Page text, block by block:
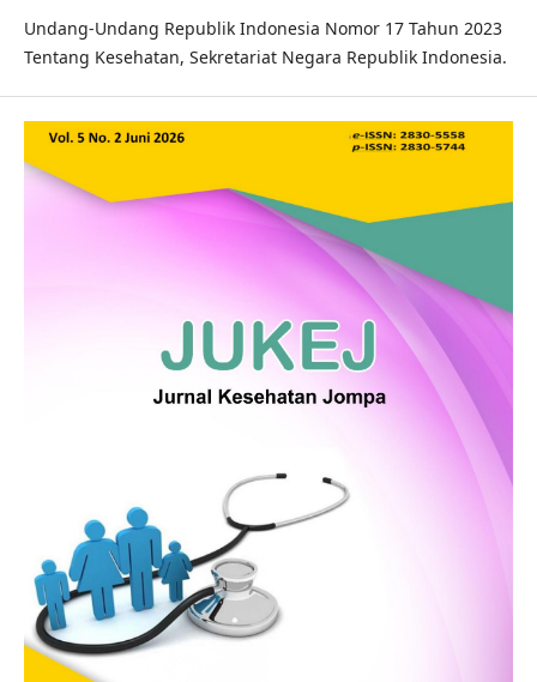
Undang-Undang Republik Indonesia Nomor 17 Tahun 2023
Tentang Kesehatan, Sekretariat Negara Republik Indonesia.